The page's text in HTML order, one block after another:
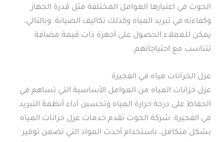
الحوت في اعتبارها العوامل المختلفة مثل قدرة الجهاز
وكفاءته في تبريد المياه وكذلك تكاليف الصيانة. وبالتالي،
يمكن للعملاء الحصول على أجهزة ذات قيمة مضافة
تتناسب مع احتياجاتهم.
عزل الخزانات مياه في الفجيرة
عزل خزانات المياه من العوامل الأساسية التي تساهم في
الحفاظ على درجة حرارة المياه وتحسين أداء أنظمة التبريد
في الفجيرة. شركة الحوت تقدم خدمات عزل خزانات المياه
بشكل متكامل، باستخدام أحدث المواد التي تضمن توفير